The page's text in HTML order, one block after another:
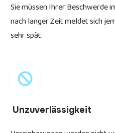
Sie müssen Ihrer Beschwerde
nach langer Zeit meldet sich
sehr spät.
Unzuverlässigkeit